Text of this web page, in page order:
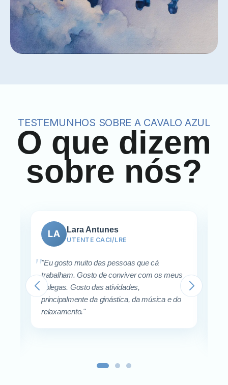
TESTEMUNHOS SOBRE A CAVALO AZUL
O que dizem
sobre nós?
ML Marisa Lopes
TÉCNICA SAVI
"A AFSD Cavalo Azul recebeu-me muito
bem, a integração na equipa foi muito fácil e
rápida, existindo entreajuda entre todos os
elementos da equipa. A direção apesar de
não estar presente fisicamente está sempre